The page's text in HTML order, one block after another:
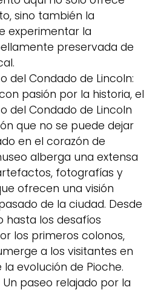
sino también la
experimentar la
preservada de
del Condado de Lincoln:
pasión por la historia, el
del Condado de Lincoln
que no se puede dejar
en el corazón de
alberga una extensa
fotografías y
ofrecen una visión
de la ciudad. Desde
hasta los desafíos
los primeros colonos,
a los visitantes en
la evolución de Pioche.
Un paseo relajado por la